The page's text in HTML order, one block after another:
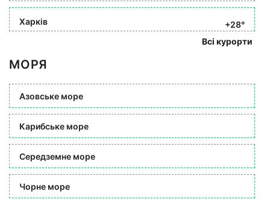
Харків
+28°
Всі курорти
МОРЯ
Азовське море
Карибське море
Середземне море
Чорне море